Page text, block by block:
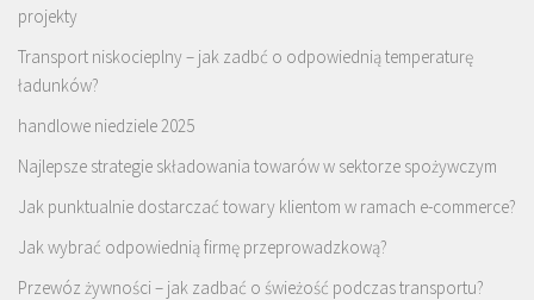
projekty
Transport niskocieplny – jak zadbć o odpowiednią temperaturę
ładunków?
handlowe niedziele 2025
Najlepsze strategie składowania towarów w sektorze spożywczym
Jak punktualnie dostarczać towary klientom w ramach e-commerce?
Jak wybrać odpowiednią firmę przeprowadzkową?
Przewóz żywności – jak zadbać o świeżość podczas transportu?